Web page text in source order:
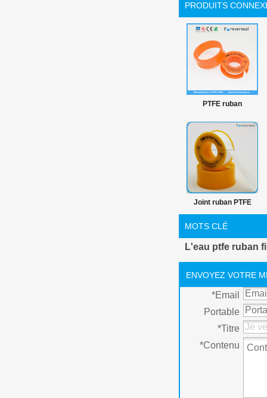
PRODUITS
PTFE ruban
hermétique fil
Joint ruban PTFE
pour plombiers et
tuyau installateur 19
MOTS CLÉ
L'eau ptfe ruban
ENVOYEZ VOTRE
*Email
Portable
*Titre
*Contenu